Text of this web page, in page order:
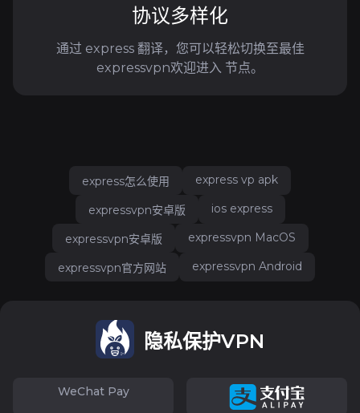
协议多样化
通过 express 翻译，您可以轻松切换至最佳
expressvpn欢迎进入 节点。
express怎么使用 express vp apk
expressvpn安卓版 ios express
expressvpn安卓版 expressvpn MacOS
expressvpn官方网站 expressvpn Android
隐私保护VPN
WeChat Pay